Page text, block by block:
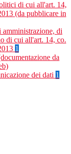
di cui all'art. 14,
(da pubblicare in
di
di cui all'art. 14, co.
1
da
dei dati 1